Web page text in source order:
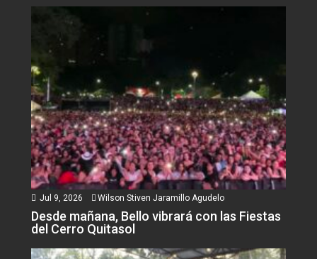
Jul 9, 2026 Wilson Stiven Jaramillo Agudelo
Desde mañana, Bello vibrará con las Fiestas
del Cerro Quitasol